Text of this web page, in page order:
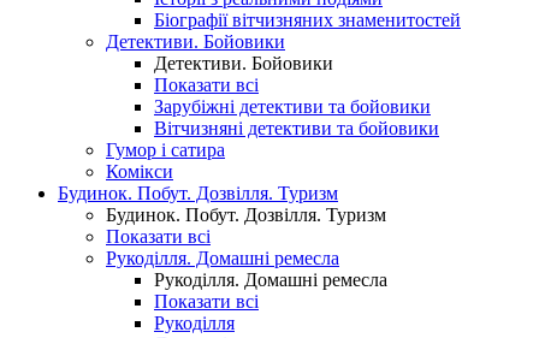
Біографії вітчизняних знаменитостей
Детективи. Бойовики
Детективи. Бойовики
Показати всі
Зарубіжні детективи та бойовики
Вітчизняні детективи та бойовики
Гумор і сатира
Комікси
Будинок. Побут. Дозвілля. Туризм
Будинок. Побут. Дозвілля. Туризм
Показати всі
Рукоділля. Домашні ремесла
Рукоділля. Домашні ремесла
Показати всі
Рукоділля